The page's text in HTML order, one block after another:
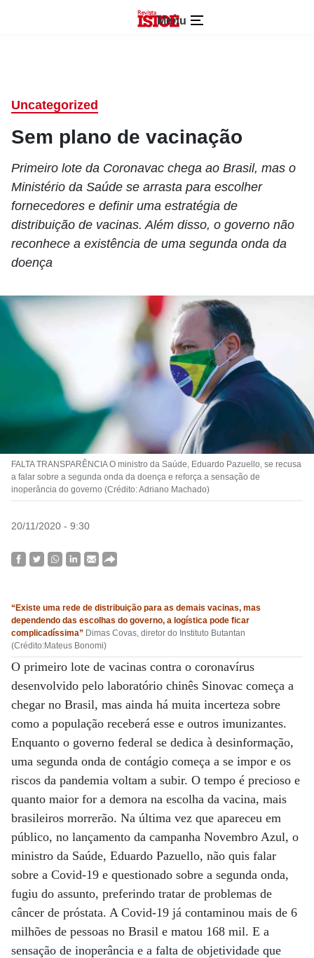
Menu
Uncategorized
Sem plano de vacinação
Primeiro lote da Coronavac chega ao Brasil, mas o
Ministério da Saúde se arrasta para escolher
fornecedores e definir uma estratégia de
distribuição de vacinas. Além disso, o governo não
reconhece a existência de uma segunda onda da
doença
FALTA TRANSPARÊNCIA O ministro da Saúde, Eduardo Pazuello, se recusa
a falar sobre a segunda onda da doença e reforça a sensação de
inoperância do governo (Crédito: Adriano Machado)
20/11/2020 - 9:30
“Existe uma rede de distribuição para as demais vacinas, mas
dependendo das escolhas do governo, a logística pode ficar
complicadíssima” Dimas Covas, diretor do Instituto Butantan
(Crédito:Mateus Bonomi)
O primeiro lote de vacinas contra o coronavírus
desenvolvido pelo laboratório chinês Sinovac começa a
chegar no Brasil, mas ainda há muita incerteza sobre
como a população receberá esse e outros imunizantes.
Enquanto o governo federal se dedica à desinformação,
uma segunda onda de contágio começa a se impor e os
riscos da pandemia voltam a subir. O tempo é precioso e
quanto maior for a demora na escolha da vacina, mais
brasileiros morrerão. Na última vez que apareceu em
público, no lançamento da campanha Novembro Azul, o
ministro da Saúde, Eduardo Pazuello, não quis falar
sobre a Covid-19 e questionado sobre a segunda onda,
fugiu do assunto, preferindo tratar de problemas de
câncer de próstata. A Covid-19 já contaminou mais de 6
milhões de pessoas no Brasil e matou 168 mil. E a
sensação de inoperância e a falta de objetividade que